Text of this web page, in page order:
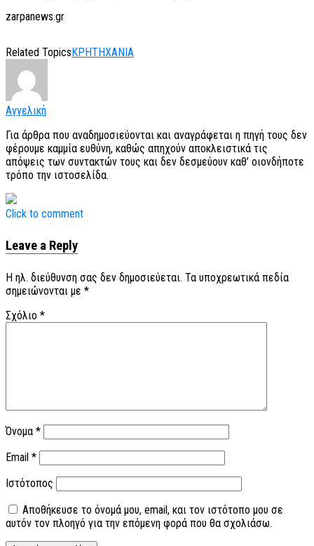
zarpanews.gr
Related Topics ΚΡΗΤΗΧΑΝΙΑ
Αγγελική
Για άρθρα που αναδημοσιεύονται και αναγράφεται η πηγή τους δεν
φέρουμε καμμία ευθύνη, καθώς απηχούν αποκλειστικά τις
απόψεις των συντακτών τους και δεν δεσμεύουν καθ’ οιονδήποτε
τρόπο την ιστοσελίδα.
Click to comment
Leave a Reply
Η ηλ. διεύθυνση σας δεν δημοσιεύεται. Τα υποχρεωτικά πεδία
σημειώνονται με *
Σχόλιο *
Όνομα *
Email *
Ιστότοπος
Αποθήκευσε το όνομά μου, email, και τον ιστότοπο μου σε
αυτόν τον πλοηγό για την επόμενη φορά που θα σχολιάσω.